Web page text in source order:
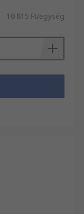
10 815 Ft/egység